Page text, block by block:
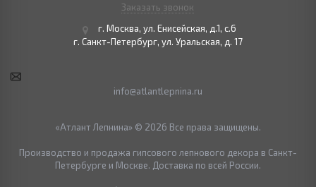
Заказать звонок
г. Москва, ул. Енисейская, д.1, с.6
г. Санкт-Петербург, ул. Уральская, д. 17
info@atlantlepnina.ru
«Атлант Лепнина» © 2026 Все права защищены.
Производство и продажа гипсового лепнового декора в Санкт-
Петербурге и Москве. Доставка по всей России.